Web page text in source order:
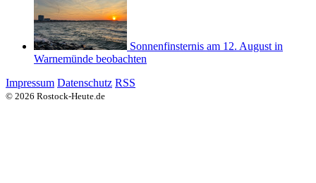
Sonnenfinsternis am 12. August in
Warnemünde beobachten
Impressum Datenschutz RSS
© 2026 Rostock-Heute.de